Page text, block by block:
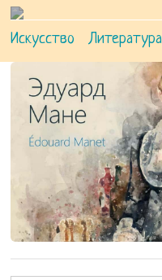
Искусство Литература